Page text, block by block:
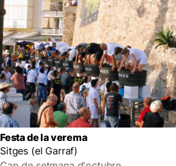
Festa de la verema
Sitges (el Garraf)